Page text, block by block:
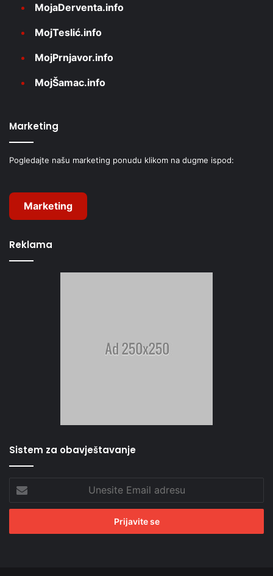
MojaDerventa.info
MojTeslić.info
MojPrnjavor.info
MojŠamac.info
Marketing
Pogledajte našu marketing ponudu klikom na dugme ispod:
Marketing
Reklama
Sistem za obavještavanje
Email
adresu